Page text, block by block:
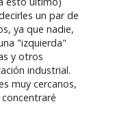
un par de
ya que nadie,
"izquierda"
y otros
industrial.
muy cercanos,